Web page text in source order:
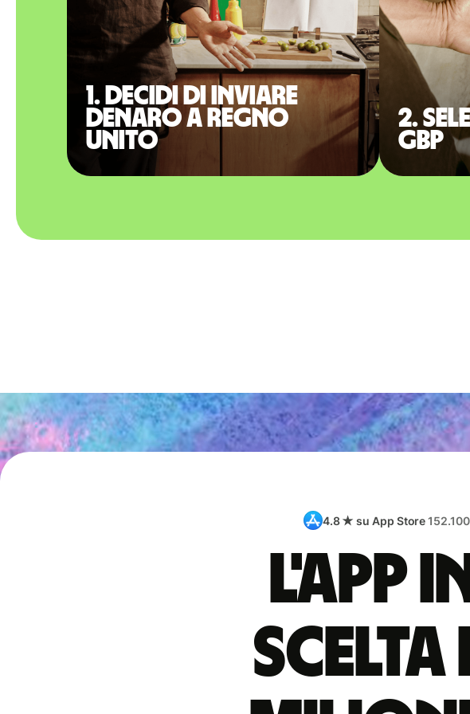
1. Decidi di inviare
denaro a Regno
Unito
2.
GBP
4.8 ★ su App Store
L'app
scelta